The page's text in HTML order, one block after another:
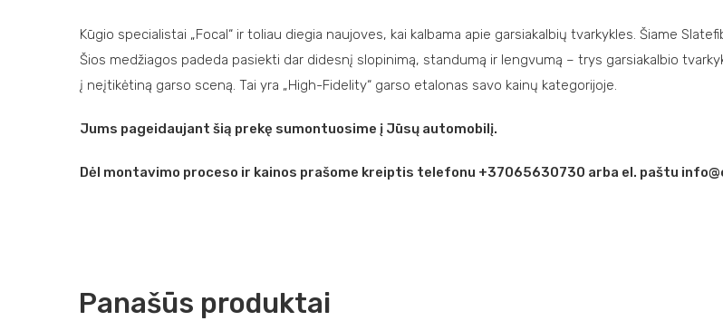
Kūgio specialistai „Focal“ ir toliau diegia naujoves, kai kalbama apie garsiakalbių tvarkykles. Šiame
Šios medžiagos padeda pasiekti dar didesnį slopinimą, standumą ir lengvumą – trys garsiakalbio
į neįtikėtiną garso sceną. Tai yra „High-Fidelity“ garso etalonas savo kainų kategorijoje.
Jums pageidaujant šią prekę sumontuosime į Jūsų automobilį.
Dėl montavimo proceso ir kainos prašome kreiptis telefonu +37065630730 arba el. paštu
Panašūs produktai